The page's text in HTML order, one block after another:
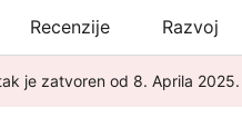
Recenzije Razvoj
je zatvoren od 8. Aprila